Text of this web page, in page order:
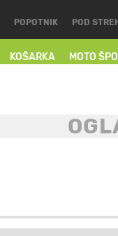
KOŠARKA MOTO
POPOTNIK POD